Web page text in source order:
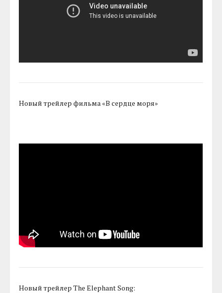
Новый трейлер фильма «В сердце моря»
Новый трейлер The Elephant Song: